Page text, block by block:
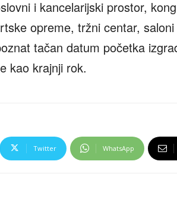
i kancelarijski prostor,
opreme, tržni centar,
tačan datum početka
kao krajnji rok.
Twitter WhatsApp